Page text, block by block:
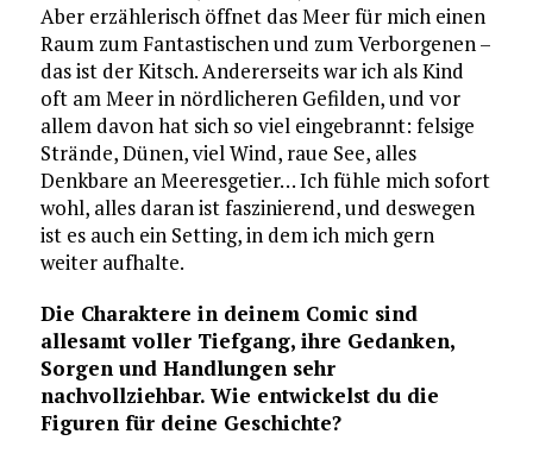
Aber erzählerisch öffnet das Meer für mich einen
Raum zum Fantastischen und zum Verborgenen –
das ist der Kitsch. Andererseits war ich als Kind
oft am Meer in nördlicheren Gefilden, und vor
allem davon hat sich so viel eingebrannt: felsige
Strände, Dünen, viel Wind, raue See, alles
Denkbare an Meeresgetier… Ich fühle mich sofort
wohl, alles daran ist faszinierend, und deswegen
ist es auch ein Setting, in dem ich mich gern
weiter aufhalte.
Die Charaktere in deinem Comic sind
allesamt voller Tiefgang, ihre Gedanken,
Sorgen und Handlungen sehr
nachvollziehbar. Wie entwickelst du die
Figuren für deine Geschichte?